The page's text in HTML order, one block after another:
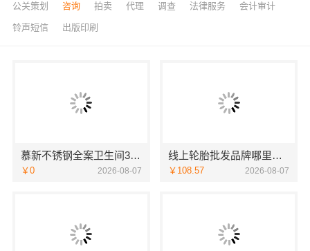
公关策划 咨询 拍卖 代理 调查 法律服务 会计审计
铃声短信 出版印刷
慕新不锈钢全案卫生间304材质
￥0 2026-08-07
线上轮胎批发品牌哪里买，湖北省腾冠畅实业贸易有限公司一手货源
￥108.57 2026-08-07